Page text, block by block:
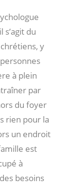
du
y
à plein
par
du foyer
rien pour la
un endroit
est
à
besoins